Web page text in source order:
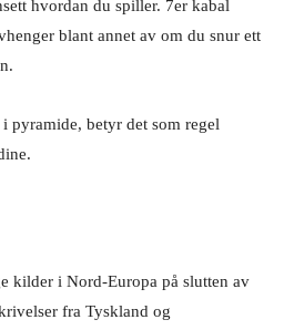
hvordan du spiller. 7er kabal
blant annet av om du snur ett
pyramide, betyr det som regel
kilder i Nord-Europa på slutten av
fra Tyskland og